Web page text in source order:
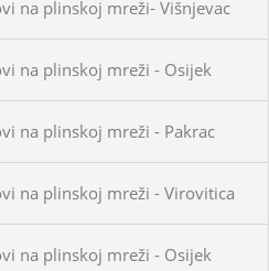
na plinskoj mreži- Višnjevac
na plinskoj mreži - Osijek
na plinskoj mreži - Pakrac
na plinskoj mreži - Virovitica
na plinskoj mreži - Osijek